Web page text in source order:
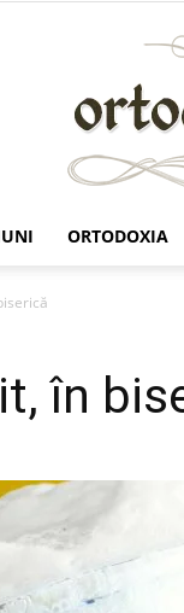
ORTODOXIA
în